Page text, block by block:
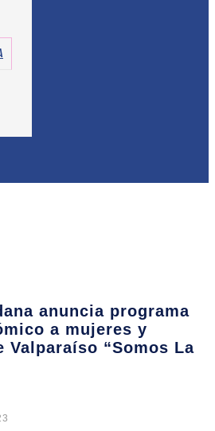
anuncia programa
a mujeres y
Valparaíso “Somos La